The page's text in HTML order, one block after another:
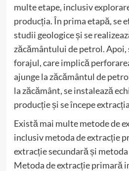
multe etape, inclusiv
producția. În prima etapă, se
studii geologice și se
zăcământului de petrol. Apoi,
forajul, care implică
ajunge la zăcământul de
la zăcământ, se instalează
producție și se începe
Există mai multe metode de
inclusiv metoda de extracție
extracție secundară și
Metoda de extracție primară